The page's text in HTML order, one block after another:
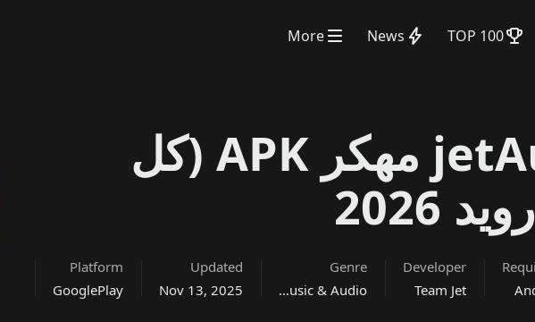
TOP 100
News
More
تحميل jetAudio Plus مهكر APK (كل
Developer
Team Jet
Genre
Music & Audio
Updated
Nov 13, 2025
Platform
GooglePlay